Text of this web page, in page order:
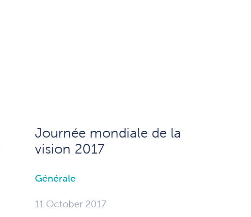
Journée mondiale de la
vision 2017
Générale
11 October 2017